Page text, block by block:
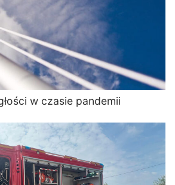
w czasie pandemii